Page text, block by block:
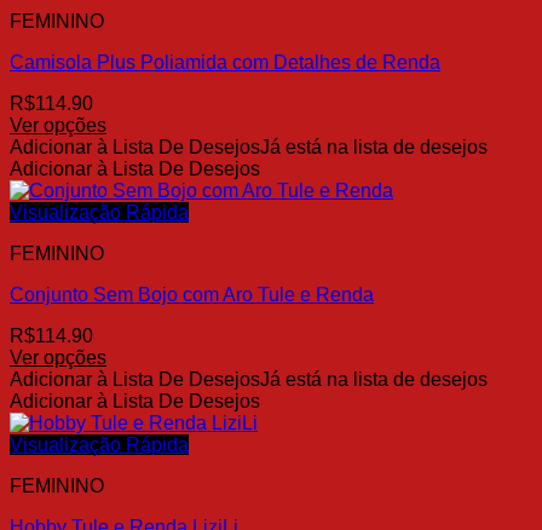
As
podem
escolhidas
na
página
do
produto
FEMININO
Camisola Plus Poliamida com Detalhes de Renda
R$114.90
Ver opções
Este
produto
tem
várias
As
podem
escolhidas
na
página
do
produto
Adicionar à Lista De DesejosJá está na lista de desejos
Adicionar à Lista De Desejos
Visualização Rápida
FEMININO
Conjunto Sem Bojo com Aro Tule e Renda
R$114.90
Ver opções
Este
produto
tem
várias
As
Adicionar à Lista De DesejosJá está na lista de desejos
Adicionar à Lista De Desejos
Visualização Rápida
FEMININO